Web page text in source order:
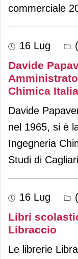
commerciale
16 Lug
Davide
Chimica Italia
Davide
nel 1965, si è
Ingegneria
Studi di
16 Lug
Libri
Libraccio
Le librerie